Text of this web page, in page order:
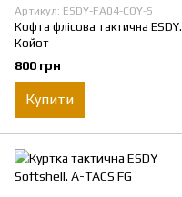
Артикул: ESDY-FA04-COY-S
Кофта флісова тактична ESDY.
Койот
800 грн
Купити